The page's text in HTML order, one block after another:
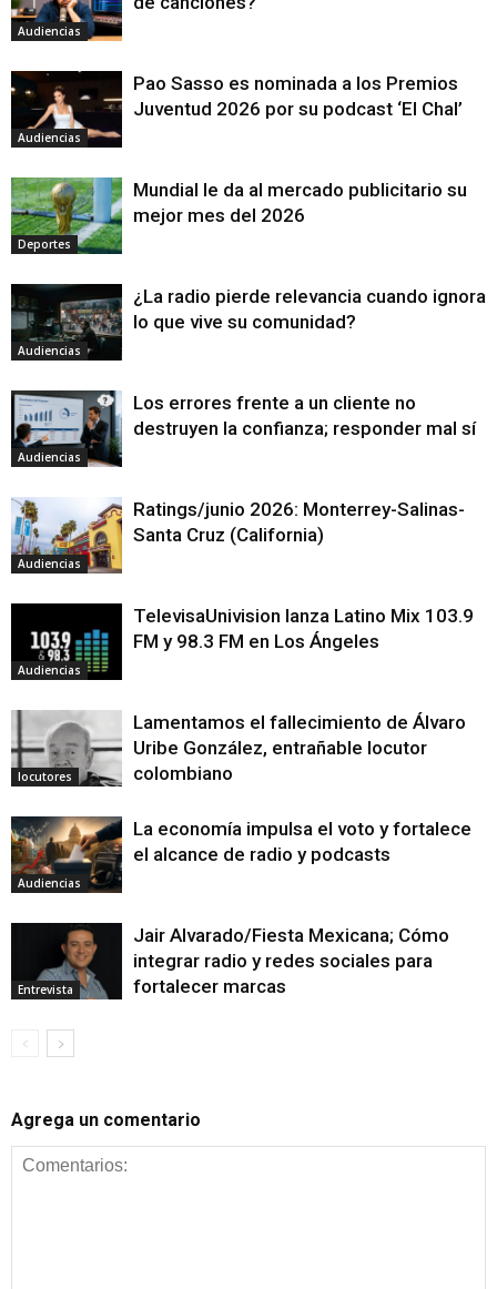
Audiencias
Audiencias
Pao Sasso es nominada a los Premios
Juventud 2026 por su podcast ‘El Chal’
Deportes
Mundial le da al mercado publicitario su
mejor mes del 2026
Audiencias
¿La radio pierde relevancia cuando ignora
lo que vive su comunidad?
Audiencias
Los errores frente a un cliente no
destruyen la confianza; responder mal sí
Audiencias
Ratings/junio 2026: Monterrey-Salinas-
Santa Cruz (California)
Audiencias
TelevisaUnivision lanza Latino Mix 103.9
FM y 98.3 FM en Los Ángeles
locutores
Lamentamos el fallecimiento de Álvaro
Uribe González, entrañable locutor
colombiano
Audiencias
La economía impulsa el voto y fortalece
el alcance de radio y podcasts
Entrevista
Jair Alvarado/Fiesta Mexicana; Cómo
integrar radio y redes sociales para
fortalecer marcas
Agrega un comentario